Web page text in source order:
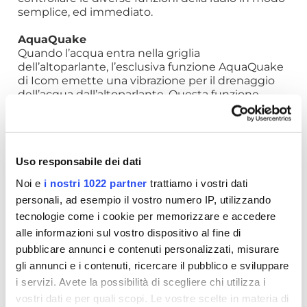
Uso responsabile dei dati
Noi e i nostri 1022 partner trattiamo i vostri dati
personali, ad esempio il vostro numero IP, utilizzando
tecnologie come i cookie per memorizzare e accedere
alle informazioni sul vostro dispositivo al fine di
pubblicare annunci e contenuti personalizzati, misurare
gli annunci e i contenuti, ricercare il pubblico e sviluppare
i servizi. Avete la possibilità di scegliere chi utilizza i
vostri dati e per quali scopi. Le vostre scelte in materia di
semplice, ed immediato.
AquaQuake
Quando l’acqua entra nella griglia
dell’altoparlante, l’esclusiva funzione AquaQuake
di Icom emette una vibrazione per il drenaggio
dell’acqua dall’altoparlante. Questa funzione,
contemporaneamente, assicura sempre un audio
nitido e chiaro
SCHEDA TECNICA
RICHIEDI INFORMAZIONI
OPINIONE DEI CLIENTI